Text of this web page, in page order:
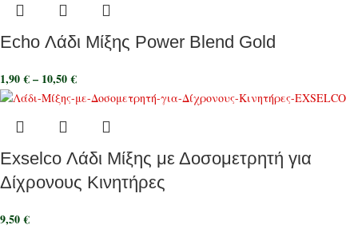
Echo Λάδι Μίξης Power Blend Gold
1,90€– 10,50€
Exselco Λάδι Μίξης με Δοσομετρητή για
Δίχρονους Κινητήρες
9,50€